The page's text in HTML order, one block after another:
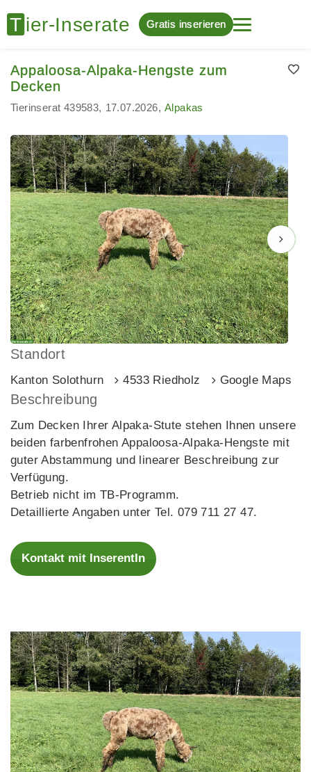
Gratis inserieren
Appaloosa-Alpaka-Hengste zum
Decken
Tierinserat 439583 17.07.2026 Alpakas
Standort
Kanton Solothurn 4533 Riedholz Google Maps
Beschreibung
Zum Decken Ihrer Alpaka-Stute stehen Ihnen unsere
beiden farbenfrohen Appaloosa-Alpaka-Hengste mit
guter Abstammung und linearer Beschreibung zur
Verfügung.
Betrieb nicht im TB-Programm.
Detaillierte Angaben unter Tel. 079 711 27 47.
Kontakt mit InserentIn